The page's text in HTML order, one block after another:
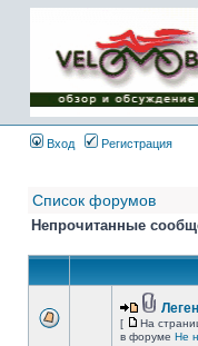
Имя пользователя:
Пароль:
{ LOG_ME_IN_SHORT
}
Вход
Регистрация
Список форумов
Непрочитанные
[ На
в форуме Не